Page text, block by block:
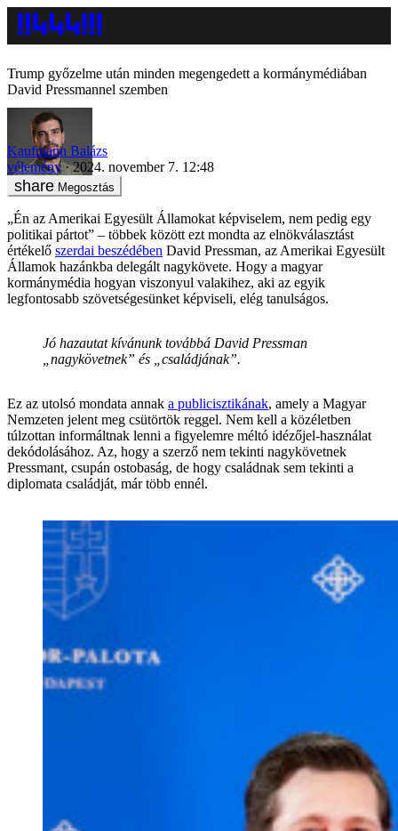
Trump győzelme után minden megengedett a kormánymédiában
David Pressmannel szemben
Kaufmann Balázs
vélemény
2024. november 7. 12:48
Megosztás
„Én az Amerikai Egyesült Államokat képviselem, nem pedig egy
politikai pártot” – többek között ezt mondta az elnökválasztást
értékelő szerdai beszédében David Pressman, az Amerikai Egyesült
Államok hazánkba delegált nagykövete. Hogy a magyar
kormánymédia hogyan viszonyul valakihez, aki az egyik
legfontosabb szövetségesünket képviseli, elég tanulságos.
Jó hazautat kívánunk továbbá David Pressman
„nagykövetnek” és „családjának”.
Ez az utolsó mondata annak a publicisztikának, amely a Magyar
Nemzeten jelent meg csütörtök reggel. Nem kell a közéletben
túlzottan informáltnak lenni a figyelemre méltó idézőjel-használat
dekódolásához. Az, hogy a szerző nem tekinti nagykövetnek
Pressmant, csupán ostobaság, de hogy családnak sem tekinti a
diplomata családját, már több ennél.